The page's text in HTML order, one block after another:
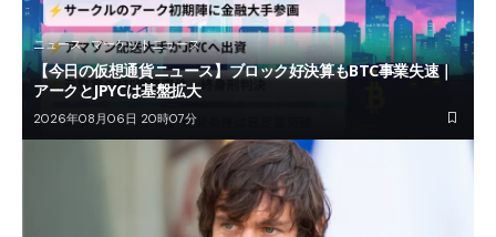
ニュース マーケットニュース
【今日の仮想通貨ニュース】ブロック好決算もBTC事業失速｜
アークとJPYCは基盤拡大
2026年08月06日 20時07分